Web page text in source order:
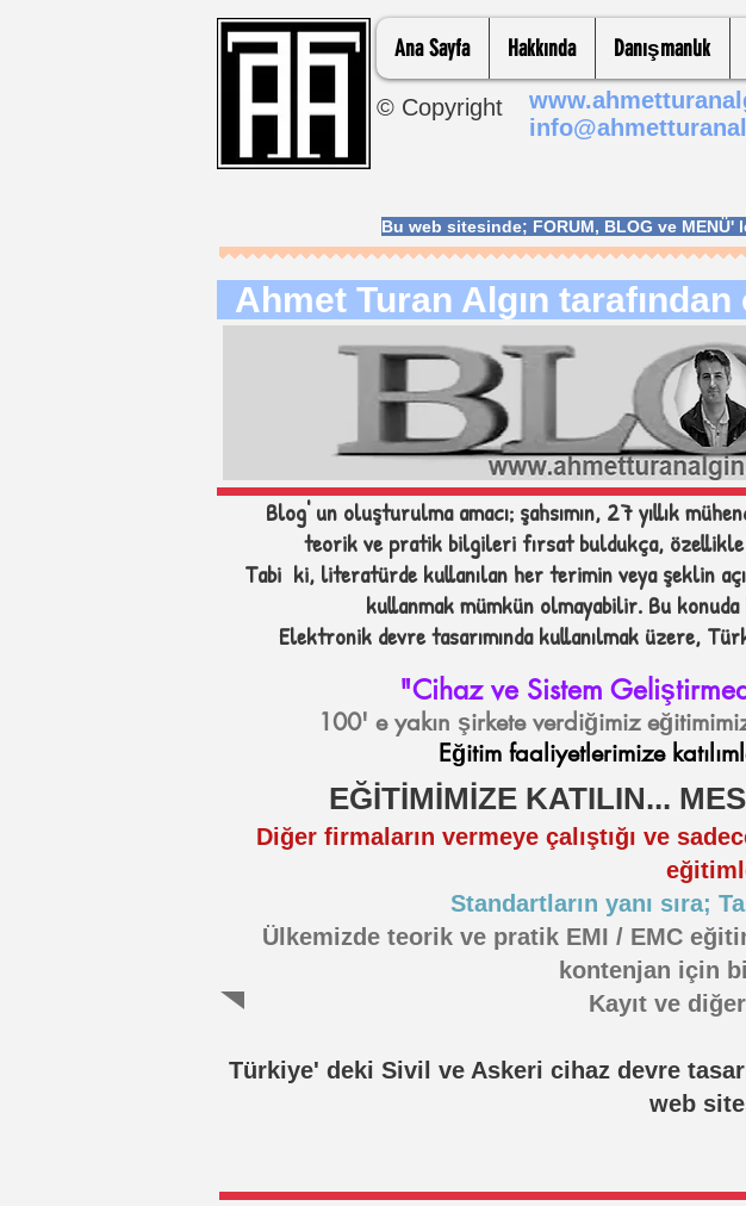
Ana Sayfa Hakkında Danışmanlık
© Copyright
Bu web sitesinde; FORUM, BLOG ve MENÜ'
Ahmet Turan Algın
Blog' un oluşturulma amacı; şahsımın, 27 yıllık
teorik ve pratik bilgileri fırsat buldukça,
Tabi ki, literatürde kullanılan her terimin veya şeklin
kullanmak mümkün olmayabilir. Bu konuda
Elektronik devre tasarımında kullanılmak üzere,
"Cihaz ve Sistem
100' e yakın şirkete verdiğimiz
Eğitim faaliyetlerimize
EĞİTİMİMİZE KATILIN...
Diğer firmaların vermeye çalıştığı ve
Standartların yanı sıra;
Ülkemizde teorik ve pratik EMI / EMC
kontenjan için
Kayıt ve
Türkiye' deki Sivil ve Askeri cihaz devre
web